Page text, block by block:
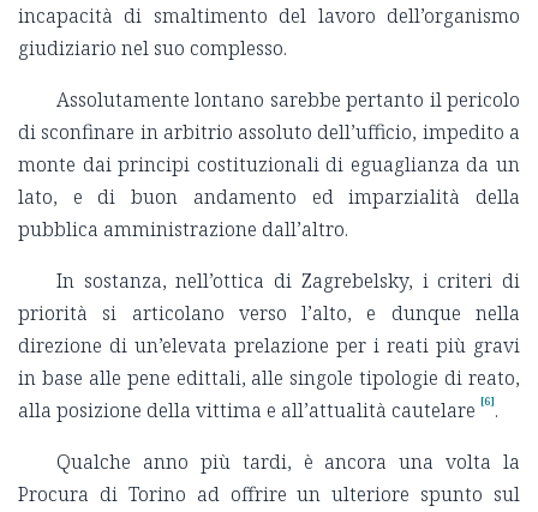
incapacità di smaltimento del lavoro dell’organismo
giudiziario nel suo complesso.
Assolutamente lontano sarebbe pertanto il pericolo
di sconfinare in arbitrio assoluto dell’ufficio, impedito a
monte dai principi costituzionali di eguaglianza da un
lato, e di buon andamento ed imparzialità della
pubblica amministrazione dall’altro.
In sostanza, nell’ottica di Zagrebelsky, i criteri di
priorità si articolano verso l’alto, e dunque nella
direzione di un’elevata prelazione per i reati più gravi
in base alle pene edittali, alle singole tipologie di reato,
alla posizione della vittima e all’attualità cautelare [6].
Qualche anno più tardi, è ancora una volta la
Procura di Torino ad offrire un ulteriore spunto sul